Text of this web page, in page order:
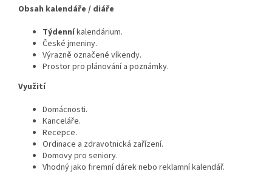
Obsah kalendáře / diáře
Týdenníkalendárium.
České jmeniny.
Výrazně označené víkendy.
Prostor pro plánování a poznámky.
Využití
Domácnosti.
Kanceláře.
Recepce.
Ordinace a zdravotnická zařízení.
Domovy pro seniory.
Vhodný jako firemní dárek nebo reklamní kalendář.